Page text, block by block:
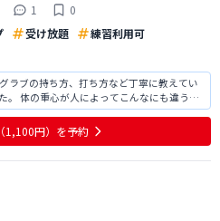
1
0
受け放題
練習利用可
ラブの持ち方、打ち方など丁寧に教えてい
。 体の重心が人によってこんなにも違うの
なく知識が豊富な方で、とても楽しかった
ドバイスしていただけると伺い、ぜひレッ
り
（1,100円） を予約